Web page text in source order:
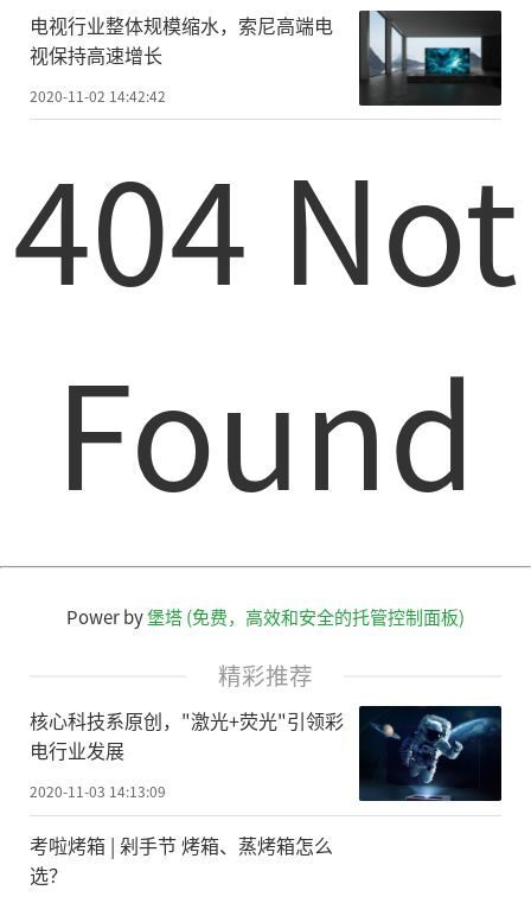
格就是十几万到二十几万的天价了。而激光
电视，显示上同样能达到4K分辨率，搭配上
顶级投影屏幕后显示效果也不错，最重要是
从以上数据我们可以看出，和100吋的激
光电视相比，液晶电视价格相差近一半之
多，不仅价格高昂，也面临着体积大，高功
原因。液晶屏幕发出的光线里含有一定的445
纳米以下短波有害蓝光，长时间看液晶屏会
使儿童和成人的眼睛疲劳，影响健康，此外
成像显示，人眼观看到的是屏幕对激光发射
器的反射光，这是人眼天生的观察模式，观
看时眼睛和自然状态下观察外界的方式基本
一致，即使长时间观看，也不会产生干涩和
疲惫的感觉。
首次杀入万元以内!峰米4K激光电视(含
屏幕)双十一巨献
电视行业整体规模缩水，索尼高端电
视保持高速增长
2020-11-02 14:42:42
404 Not
Found
Power by堡塔 (免费，高效和安全的托管控制面板)
精彩推荐
核心科技系原创，"激光+荧光"引领彩
电行业发展
2020-11-03 14:13:09
考啦烤箱 | 剁手节 烤箱、蒸烤箱怎么
选？